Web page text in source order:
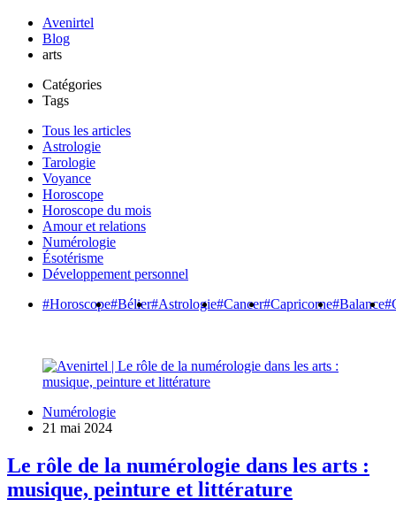
Avenirtel
Blog
arts
Catégories
Tags
Tous les articles
Astrologie
Tarologie
Voyance
Horoscope
Horoscope du mois
Amour et relations
Numérologie
Ésotérisme
Développement personnel
#Horoscope#Bélier#Astrologie#Cancer#Capricorne#Balance
Numérologie
21 mai 2024
Le rôle de la numérologie dans les arts :
musique, peinture et littérature